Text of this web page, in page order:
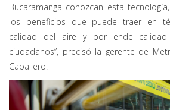
Bucaramanga conozcan esta
los beneficios que puede traer en
calidad del aire y por ende
ciudadanos”, precisó la gerente de
Caballero.